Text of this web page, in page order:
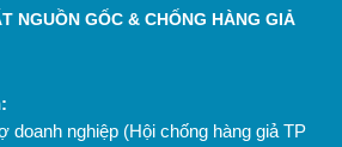
NGUỒN GỐC & CHỐNG HÀNG GIẢ
doanh nghiệp (Hội chống hàng giả TP